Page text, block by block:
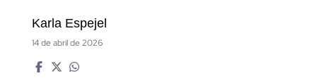
Karla Espejel
14 de abril de 2026